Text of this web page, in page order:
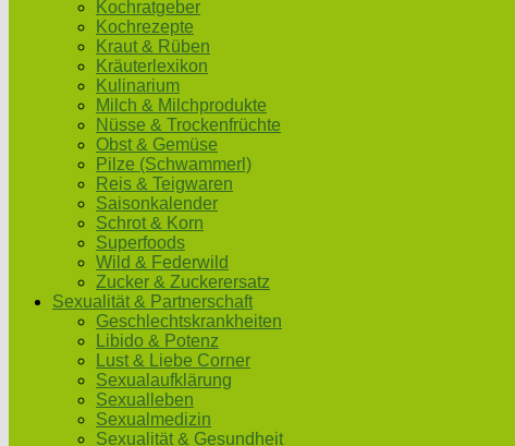
Kochratgeber
Kochrezepte
Kraut & Rüben
Kräuterlexikon
Kulinarium
Milch & Milchprodukte
Nüsse & Trockenfrüchte
Obst & Gemüse
Pilze (Schwammerl)
Reis & Teigwaren
Saisonkalender
Schrot & Korn
Superfoods
Wild & Federwild
Zucker & Zuckerersatz
Sexualität & Partnerschaft
Geschlechtskrankheiten
Libido & Potenz
Lust & Liebe Corner
Sexualaufklärung
Sexualleben
Sexualmedizin
Sexualität & Gesundheit